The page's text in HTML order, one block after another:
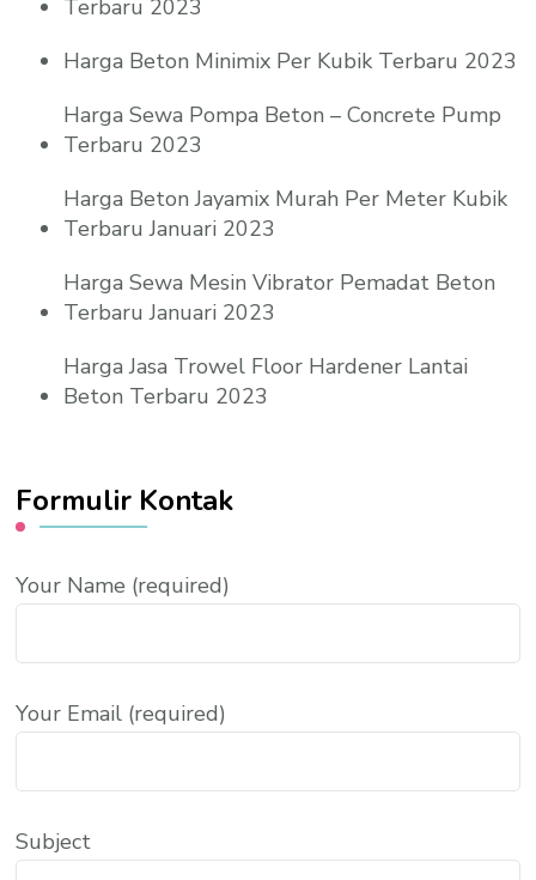
Terbaru 2023
Harga Beton Minimix Per Kubik Terbaru 2023
Harga Sewa Pompa Beton – Concrete Pump
Terbaru 2023
Harga Beton Jayamix Murah Per Meter Kubik
Terbaru Januari 2023
Harga Sewa Mesin Vibrator Pemadat Beton
Terbaru Januari 2023
Harga Jasa Trowel Floor Hardener Lantai
Beton Terbaru 2023
Formulir Kontak
Your Name (required)
Your Email (required)
Subject